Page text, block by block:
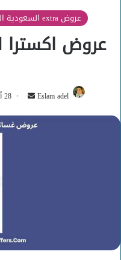
عروض extra السعودية اليوم
عروض اكسترا
Eslam adel
أرسل
إلكترونيا
28 أكتوبر، 2019